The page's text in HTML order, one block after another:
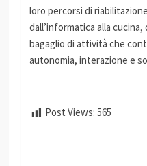
loro percorsi di
dall’informatica alla
bagaglio di attività che
autonomia, interazione e
Post Views: 565